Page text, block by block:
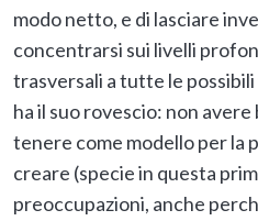
modo netto, e di lasciare
concentrarsi sui livelli
trasversali a tutte le
ha il suo rovescio: non
tenere come modello per la
creare (specie in questa
preoccupazioni, anche